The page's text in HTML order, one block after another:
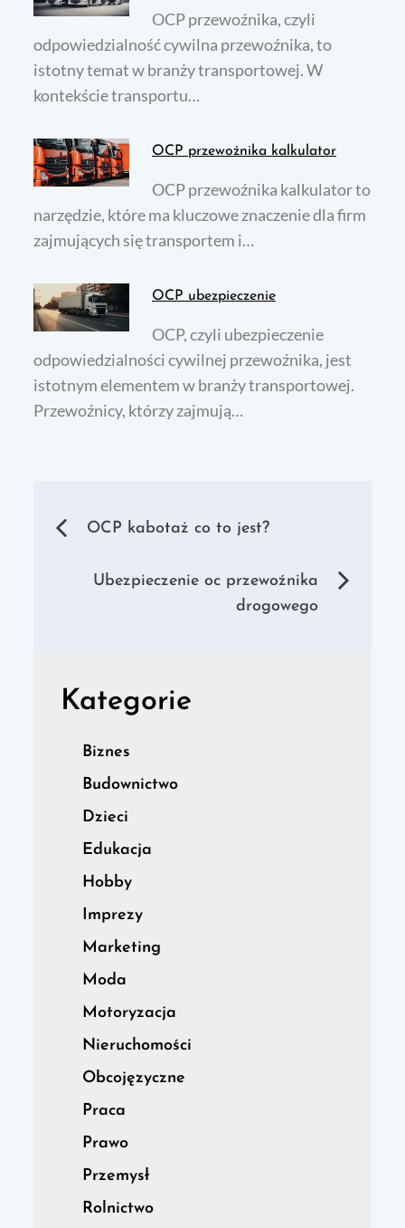
OCP przewoźnika, czyli
odpowiedzialność cywilna przewoźnika, to
istotny temat w branży transportowej. W
kontekście transportu…
OCP przewoźnika kalkulator
OCP przewoźnika kalkulator to
narzędzie, które ma kluczowe znaczenie dla firm
zajmujących się transportem i…
OCP ubezpieczenie
OCP, czyli ubezpieczenie
odpowiedzialności cywilnej przewoźnika, jest
istotnym elementem w branży transportowej.
Przewoźnicy, którzy zajmują…
Nawigacja
wpisu
OCP kabotaż co to jest?
Ubezpieczenie oc przewoźnika
drogowego
Kategorie
Biznes
Budownictwo
Dzieci
Edukacja
Hobby
Imprezy
Marketing
Moda
Motoryzacja
Nieruchomości
Obcojęzyczne
Praca
Prawo
Przemysł
Rolnictwo